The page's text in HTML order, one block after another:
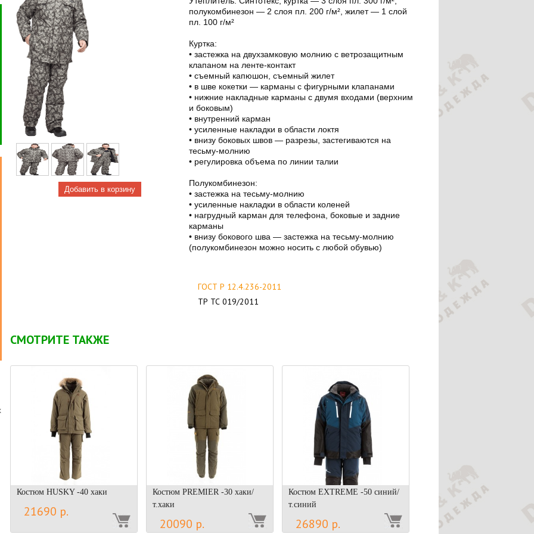
полукомбинезон — 2 слоя пл. 200 г/м², жилет — 1 слой
пл. 100 г/м²
Куртка:
• застежка на двухзамковую молнию с ветрозащитным
клапаном на ленте-контакт
• съемный капюшон, съемный жилет
• в шве кокетки — карманы с фигурными клапанами
• нижние накладные карманы с двумя входами (верхним
и боковым)
• внутренний карман
• усиленные накладки в области локтя
• внизу боковых швов — разрезы, застегиваются на
тесьму-молнию
• регулировка объема по линии талии
Полукомбинезон:
• застежка на тесьму-молнию
• усиленные накладки в области коленей
• нагрудный карман для телефона, боковые и задние
карманы
• внизу бокового шва — застежка на тесьму-молнию
(полукомбинезон можно носить с любой обувью)
ГОСТ Р 12.4.236-2011
ТР ТС 019/2011
СМОТРИТЕ ТАКЖЕ
Костюм HUSKY -40 хаки
21690 р.
Костюм PREMIER -30 хаки/
т.хаки
20090 р.
Костюм EXTREME -50 синий/
т.синий
26890 р.